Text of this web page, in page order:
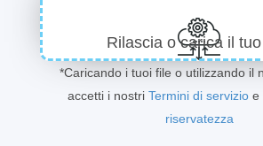
Rilascia o carica il
*Caricando i tuoi file o utilizzando il
accetti i nostri Termini di servizioe
riservatezza